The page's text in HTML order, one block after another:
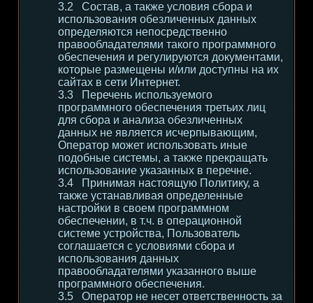
Состав, а также условия сбора и
использования обезличенных данных
определяются непосредственно
правообладателями такого программного
обеспечения и регулируются документами,
которые размещены и/или доступны на их
сайтах в сети Интернет.
Перечень используемого
программного обеспечения третьих лиц
для сбора и анализа обезличенных
данных не является исчерпывающим,
Оператор может использовать иные
подобные системы, а также прекращать
использование указанных в перечне.
Принимая настоящую Политику, а
также устанавливая определенные
настройки в своем программном
обеспечении, в т.ч. в операционной
системе устройства, Пользователь
соглашается с условиями сбора и
использования данных
правообладателями указанного выше
программного обеспечения.
Оператор не несет ответственность за